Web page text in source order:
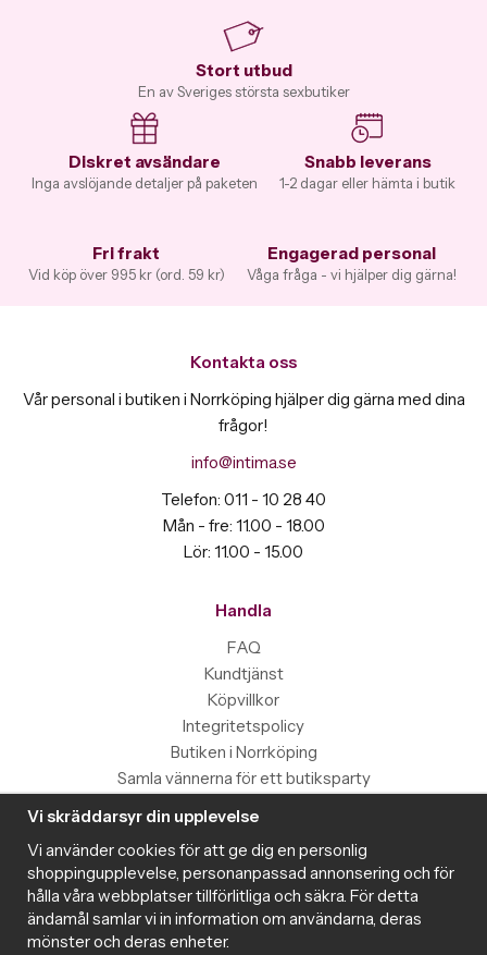
Stort utbud
En av Sveriges största sexbutiker
Diskret avsändare
Inga avslöjande detaljer på paketen
Snabb leverans
1-2 dagar eller hämta i butik
Fri frakt
Vid köp över 995 kr (ord. 59 kr)
Engagerad personal
Våga fråga - vi hjälper dig gärna!
Kontakta oss
Vår personal i butiken i Norrköping hjälper dig gärna med dina
frågor!
info@intima.se
Telefon: 011 - 10 28 40
Mån - fre: 11.00 - 18.00
Lör: 11.00 - 15.00
Handla
FAQ
Kundtjänst
Köpvillkor
Integritetspolicy
Butiken i Norrköping
Samla vännerna för ett butiksparty
Information
Magazine
Populära produkter med toppbetyg
Nyhetsbrev
Om cookies
Vi skräddarsyr din upplevelse
Vi använder cookies för att ge dig en personlig
shoppingupplevelse, personanpassad annonsering och för
hålla våra webbplatser tillförlitliga och säkra. För detta
ändamål samlar vi in information om användarna, deras
mönster och deras enheter.